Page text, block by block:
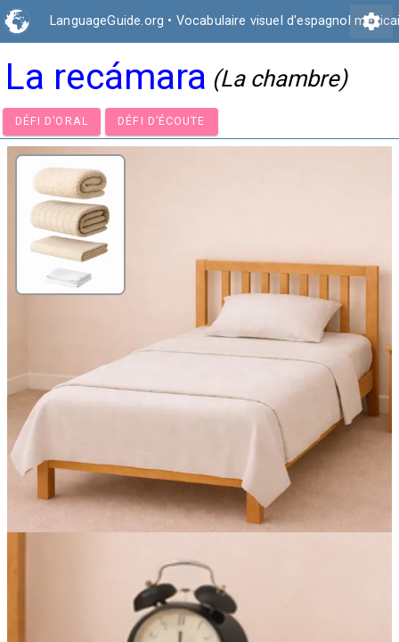
LanguageGuide.org • Vocabulaire visuel d'espagnol settings
La recámara (La chambre)
DÉFI D’ORAL DÉFI D’ÉCOUTE